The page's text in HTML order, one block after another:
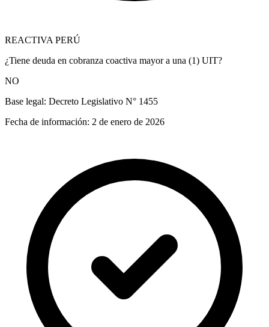
REACTIVA PERÚ
¿Tiene deuda en cobranza coactiva mayor a una (1) UIT?
NO
Base legal: Decreto Legislativo N° 1455
Fecha de información: 2 de enero de 2026